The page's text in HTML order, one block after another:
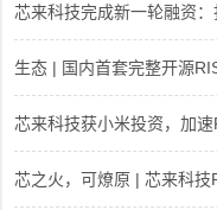
芯来科技完成新一轮融资
生态 | 国内首套完整开源
芯来科技获小米投资，加
芯之火，可燎原 | 芯来科技